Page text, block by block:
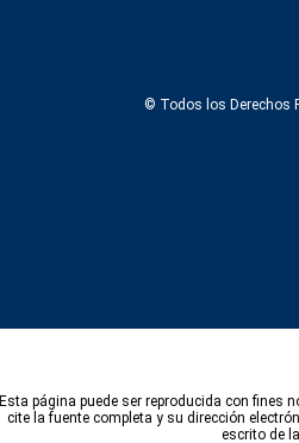
© Todos los Derechos
Esta página puede ser reproducida con fines
cite la fuente completa y su dirección
escrito de